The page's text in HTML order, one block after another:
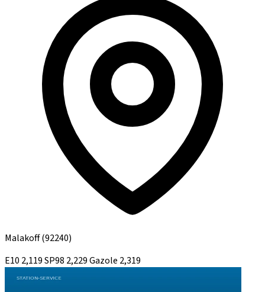
Malakoff(92240)
E10 2,119SP98 2,229Gazole 2,319